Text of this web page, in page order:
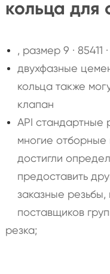
кольца для
, размер 9 ·
двухфазные
кольца также
клапан
API стандартные
многие отборные
достигли
предоставить
заказные
поставщиков
резка;